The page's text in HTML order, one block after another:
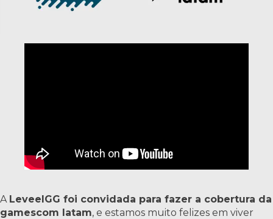
A LeveelGG foi convidada para fazer a cobertura da
gamescom latam, e estamos muito felizes em viver